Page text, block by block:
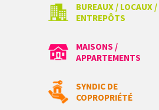
BUREAUX / LOCAUX /
ENTREPÔTS
MAISONS /
APPARTEMENTS
SYNDIC DE
COPROPRIÉTÉ